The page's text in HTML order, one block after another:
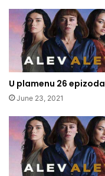
U plamenu 26 epizoda
June 23, 2021